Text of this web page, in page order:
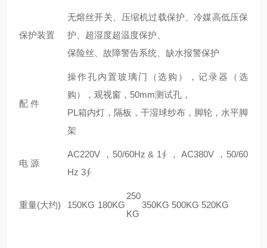
保护装置
无熔丝开关、压缩机过载保护、冷媒高低压保
护、超湿度超温度保护、
保险丝、故障警告系统、缺水报警保护
配 件
操作孔内置玻璃门（选购），记录器（选
购），观视窗，50mm测试孔，
PL箱内灯，隔板，干湿球纱布，脚轮，水平脚
架
电 源
AC220V ，50/60Hz & 1∮ ， AC380V ，50/60
Hz 3∮
重量(大约) 150KG 180KG
250
KG
350KG 500KG 520KG